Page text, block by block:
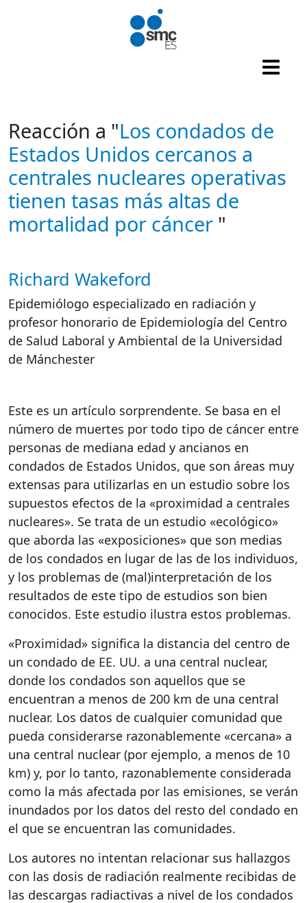
Pasar al contenido principal
Reacción a "Los condados de
Estados Unidos cercanos a
centrales nucleares operativas
tienen tasas más altas de
mortalidad por cáncer "
Autor/es reacciones
Richard Wakeford
Epidemiólogo especializado en radiación y
profesor honorario de Epidemiología del Centro
de Salud Laboral y Ambiental de la Universidad
de Mánchester
Este es un artículo sorprendente. Se basa en el
número de muertes por todo tipo de cáncer entre
personas de mediana edad y ancianos en
condados de Estados Unidos, que son áreas muy
extensas para utilizarlas en un estudio sobre los
supuestos efectos de la «proximidad a centrales
nucleares». Se trata de un estudio «ecológico»
que aborda las «exposiciones» que son medias
de los condados en lugar de las de los individuos,
y los problemas de (mal)interpretación de los
resultados de este tipo de estudios son bien
conocidos. Este estudio ilustra estos problemas.
«Proximidad» significa la distancia del centro de
un condado de EE. UU. a una central nuclear,
donde los condados son aquellos que se
encuentran a menos de 200 km de una central
nuclear. Los datos de cualquier comunidad que
pueda considerarse razonablemente «cercana» a
una central nuclear (por ejemplo, a menos de 10
km) y, por lo tanto, razonablemente considerada
como la más afectada por las emisiones, se verán
inundados por los datos del resto del condado en
el que se encuentran las comunidades.
Los autores no intentan relacionar sus hallazgos
con las dosis de radiación realmente recibidas de
las descargas radiactivas a nivel de los condados